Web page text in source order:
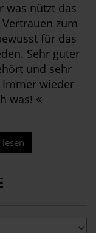
was nützt das
zum
für das
Sehr guter
und sehr
wieder
was!